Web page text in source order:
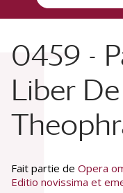
0459 -
Liber
Fait partie de Opera
Editio novissima et